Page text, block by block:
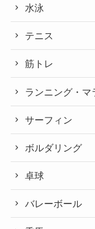
水泳
テニス
筋トレ
ランニング・マ
サーフィン
ボルダリング
卓球
バレーボール